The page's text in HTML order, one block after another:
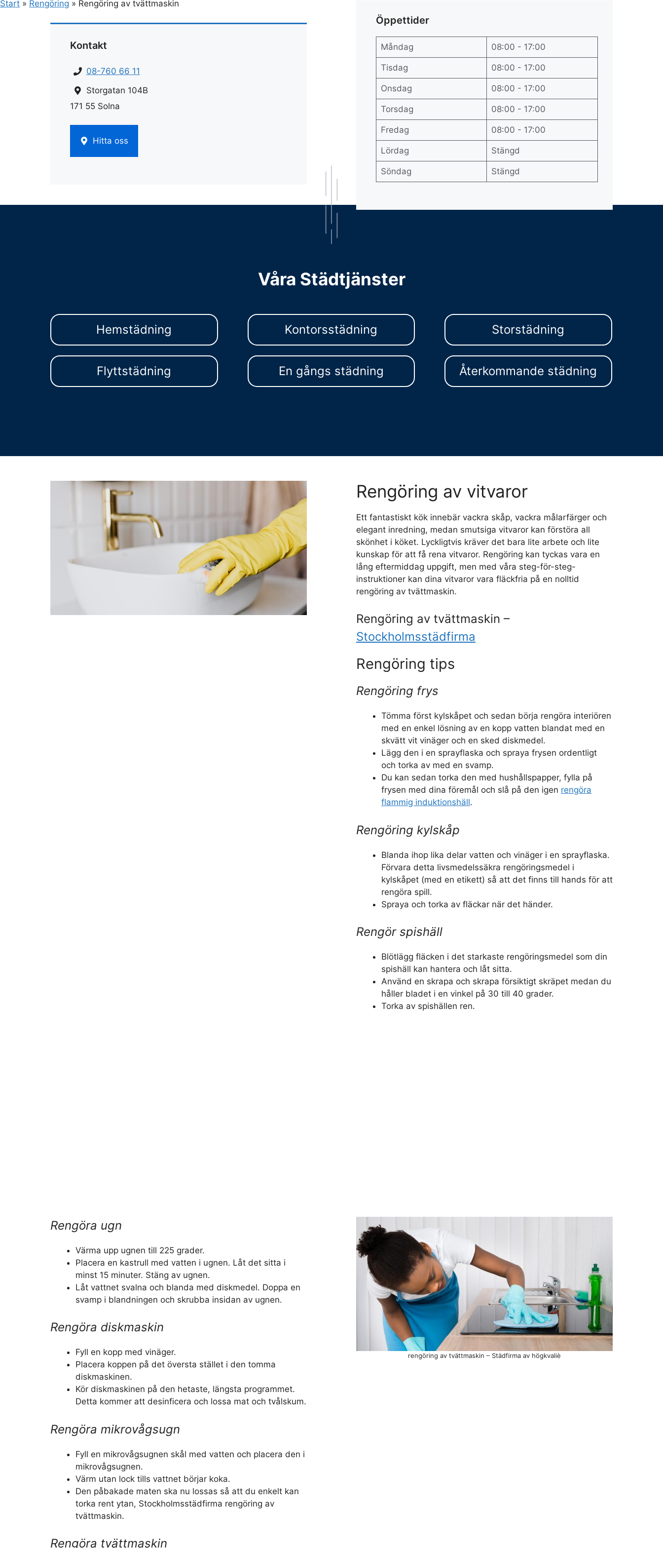
Start » Rengöring » Rengöring av tvättmaskin
Kontakt
08-760 66 11
Storgatan 104B
171 55 Solna
Hitta oss
Öppettider
Måndag 08:00 - 17:00
Tisdag 08:00 - 17:00
Onsdag 08:00 - 17:00
Torsdag 08:00 - 17:00
Fredag 08:00 - 17:00
Lördag Stängd
Söndag Stängd
Våra Städtjänster
Hemstädning Kontorsstädning Storstädning
Flyttstädning En gångs städning Återkommande städning
Rengöring av vitvaror
Ett fantastiskt kök innebär vackra skåp, vackra målarfärger och
elegant inredning, medan smutsiga vitvaror kan förstöra all
skönhet i köket. Lyckligtvis kräver det bara lite arbete och lite
kunskap för att få rena vitvaror. Rengöring kan tyckas vara en
lång eftermiddag uppgift, men med våra steg-för-steg-
instruktioner kan dina vitvaror vara fläckfria på en nolltid
rengöring av tvättmaskin.
Rengöring av tvättmaskin –
Stockholmsstädfirma
Rengöring tips
Rengöring frys
Tömma först kylskåpet och sedan börja rengöra interiören
med en enkel lösning av en kopp vatten blandat med en
skvätt vit vinäger och en sked diskmedel.
Lägg den i en sprayflaska och spraya frysen ordentligt
och torka av med en svamp.
Du kan sedan torka den med hushållspapper, fylla på
frysen med dina föremål och slå på den igen rengöra
flammig induktionshäll.
Rengöring kylskåp
Blanda ihop lika delar vatten och vinäger i en sprayflaska.
Förvara detta livsmedelssäkra rengöringsmedel i
kylskåpet (med en etikett) så att det finns till hands för att
rengöra spill.
Spraya och torka av fläckar när det händer.
Rengör spishäll
Blötlägg fläcken i det starkaste rengöringsmedel som din
spishäll kan hantera och låt sitta.
Använd en skrapa och skrapa försiktigt skräpet medan du
håller bladet i en vinkel på 30 till 40 grader.
Torka av spishällen ren.
Rengöra ugn
Värma upp ugnen till 225 grader.
Placera en kastrull med vatten i ugnen. Låt det sitta i
minst 15 minuter. Stäng av ugnen.
Låt vattnet svalna och blanda med diskmedel. Doppa en
svamp i blandningen och skrubba insidan av ugnen.
Rengöra diskmaskin
Fyll en kopp med vinäger.
Placera koppen på det översta stället i den tomma
diskmaskinen.
Kör diskmaskinen på den hetaste, längsta programmet.
Detta kommer att desinficera och lossa mat och tvålskum.
Rengöra mikrovågsugn
Fyll en mikrovågsugnen skål med vatten och placera den i
mikrovågsugnen.
Värm utan lock tills vattnet börjar koka.
Den påbakade maten ska nu lossas så att du enkelt kan
torka rent ytan, Stockholmsstädfirma rengöring av
tvättmaskin.
Rengöra tvättmaskin
rengöring av tvättmaskin – Städfirma av högkvaliè